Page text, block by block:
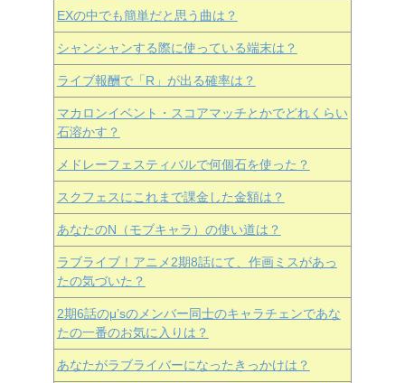
EXの中でも簡単だと思う曲は？
シャンシャンする際に使っている端末は？
ライブ報酬で「R」が出る確率は？
マカロンイベント・スコアマッチとかでどれくらい
石溶かす？
メドレーフェスティバルで何個石を使った？
スクフェスにこれまで課金した金額は？
あなたのN（モブキャラ）の使い道は？
ラブライブ！アニメ2期8話にて、作画ミスがあっ
たの気づいた？
2期6話のμ’sのメンバー同士のキャラチェンであな
たの一番のお気に入りは？
あなたがラブライバーになったきっかけは？